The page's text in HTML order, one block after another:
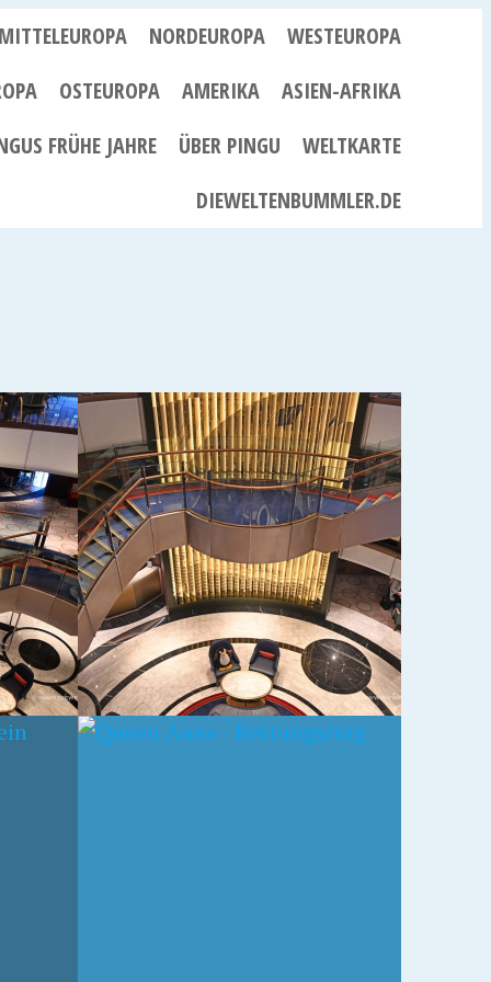
NORDEUROPA
WESTEUROPA
OSTEUROPA AMERIKA
ASIEN-AFRIKA
FRÜHE JAHRE
ÜBER PINGU
WELTKARTE
DIEWELTENBUMMLER.DE